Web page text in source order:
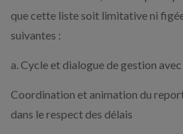
que cette liste soit limitative ni
suivantes :
a. Cycle et dialogue de gestion
Coordination et animation du
dans le respect des délais